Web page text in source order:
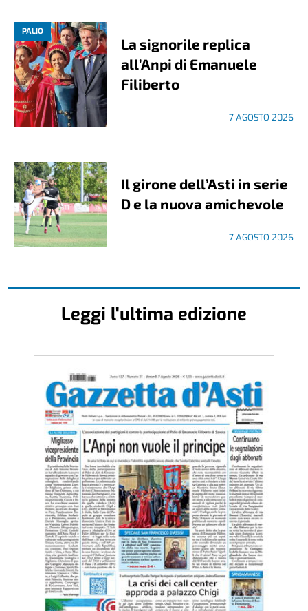
PALIO
La signorile replica
all’Anpi di Emanuele
Filiberto
7 AGOSTO 2026
Il girone dell’Asti in serie
D e la nuova amichevole
7 AGOSTO 2026
Leggi l'ultima edizione